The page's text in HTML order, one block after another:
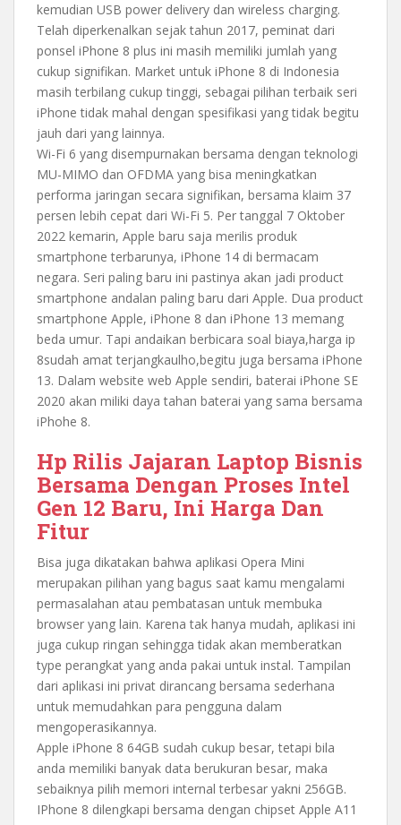
kemudian USB power delivery dan wireless charging.
Telah diperkenalkan sejak tahun 2017, peminat dari
ponsel iPhone 8 plus ini masih memiliki jumlah yang
cukup signifikan. Market untuk iPhone 8 di Indonesia
masih terbilang cukup tinggi, sebagai pilihan terbaik seri
iPhone tidak mahal dengan spesifikasi yang tidak begitu
jauh dari yang lainnya.
Wi-Fi 6 yang disempurnakan bersama dengan teknologi
MU-MIMO dan OFDMA yang bisa meningkatkan
performa jaringan secara signifikan, bersama klaim 37
persen lebih cepat dari Wi-Fi 5. Per tanggal 7 Oktober
2022 kemarin, Apple baru saja merilis produk
smartphone terbarunya, iPhone 14 di bermacam
negara. Seri paling baru ini pastinya akan jadi product
smartphone andalan paling baru dari Apple. Dua product
smartphone Apple, iPhone 8 dan iPhone 13 memang
beda umur. Tapi andaikan berbicara soal biaya,harga ip
8sudah amat terjangkaulho,begitu juga bersama iPhone
13. Dalam website web Apple sendiri, baterai iPhone SE
2020 akan miliki daya tahan baterai yang sama bersama
iPhohe 8.
Hp Rilis Jajaran Laptop Bisnis
Bersama Dengan Proses Intel
Gen 12 Baru, Ini Harga Dan
Fitur
Bisa juga dikatakan bahwa aplikasi Opera Mini
merupakan pilihan yang bagus saat kamu mengalami
permasalahan atau pembatasan untuk membuka
browser yang lain. Karena tak hanya mudah, aplikasi ini
juga cukup ringan sehingga tidak akan memberatkan
type perangkat yang anda pakai untuk instal. Tampilan
dari aplikasi ini privat dirancang bersama sederhana
untuk memudahkan para pengguna dalam
mengoperasikannya.
Apple iPhone 8 64GB sudah cukup besar, tetapi bila
anda memiliki banyak data berukuran besar, maka
sebaiknya pilih memori internal terbesar yakni 256GB.
IPhone 8 dilengkapi bersama dengan chipset Apple A11